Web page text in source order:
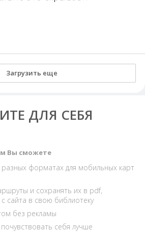
Загрузить еще
ДЛЯ СЕБЯ
Вы сможете
разных форматах для мобильных карт
и сохранять их в pdf,
сайта в свою библиотеку
без рекламы
себя лучше